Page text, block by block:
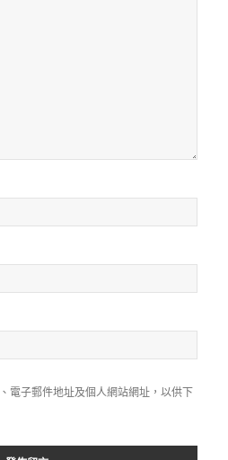
電子郵件地址及個人網站網址，以供下